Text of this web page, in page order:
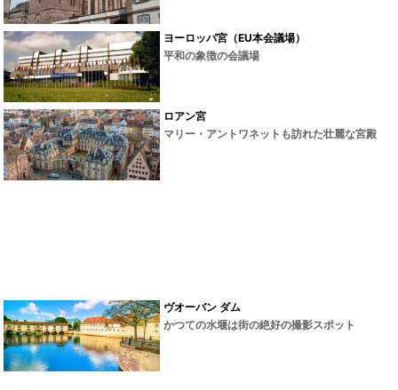
ヨーロッパ宮（EU本会議場）
平和の象徴の会議場
ロアン宮
マリー・アントワネットも訪れた壮麗な宮殿
ヴオーバン ダム
かつての水堰は街の絶好の撮影スポット